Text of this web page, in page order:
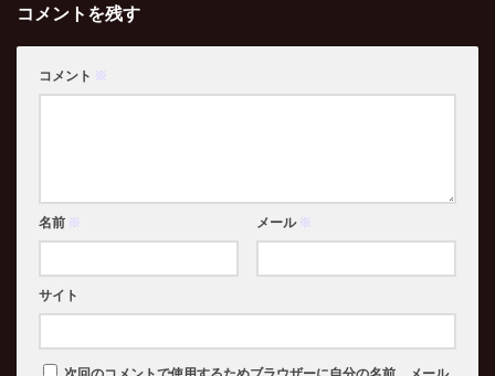
コメントを残す
コメント ※
名前 ※ メール ※
サイト